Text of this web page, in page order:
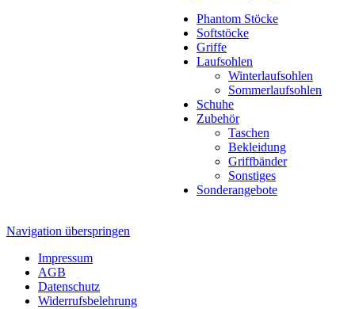
Phantom Stöcke
Softstöcke
Griffe
Laufsohlen
Winterlaufsohlen
Sommerlaufsohlen
Schuhe
Zubehör
Taschen
Bekleidung
Griffbänder
Sonstiges
Sonderangebote
Navigation überspringen
Impressum
AGB
Datenschutz
Widerrufsbelehrung